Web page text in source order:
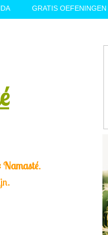
GRATIS OEFENINGEN
Namasté.